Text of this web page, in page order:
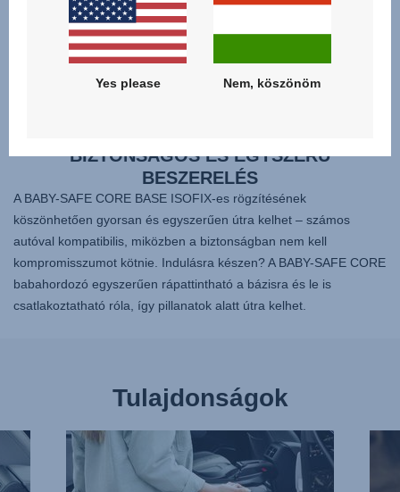
BIZTONSÁGOS ÉS EGYSZERŰ
BESZERELÉS
A BABY-SAFE CORE BASE ISOFIX-es rögzítésének
köszönhetően gyorsan és egyszerűen útra kelhet – számos
autóval kompatibilis, miközben a biztonságban nem kell
kompromisszumot kötnie. Indulásra készen? A BABY-SAFE CORE
babahordozó egyszerűen rápattintható a bázisra és le is
csatlakoztatható róla, így pillanatok alatt útra kelhet.
Tulajdonságok
EXTRA
KÖNNYŰ
SÚLY,
Yes please Nem, köszönöm